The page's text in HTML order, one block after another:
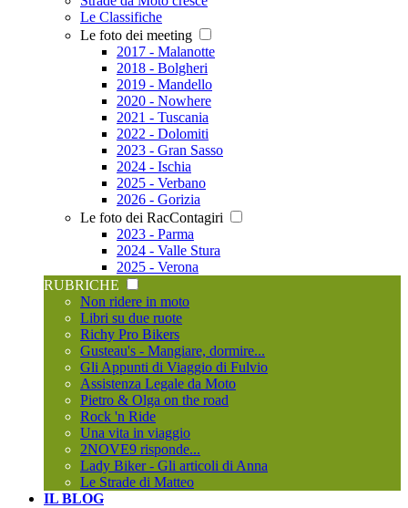
Le Classifiche
Le foto dei meeting
2017 - Malanotte
2018 - Bolgheri
2019 - Mandello
2020 - Nowhere
2021 - Tuscania
2022 - Dolomiti
2023 - Gran Sasso
2024 - Ischia
2025 - Verbano
2026 - Gorizia
Le foto dei RacContagiri
2023 - Parma
2024 - Valle Stura
2025 - Verona
RUBRICHE
Non ridere in moto
Libri su due ruote
Richy Pro Bikers
Gusteau's - Mangiare, dormire...
Gli Appunti di Viaggio di Fulvio
Assistenza Legale da Moto
Pietro & Olga on the road
Rock 'n Ride
Una vita in viaggio
2NOVE9 risponde...
Lady Biker - Gli articoli di Anna
Le Strade di Matteo
IL BLOG